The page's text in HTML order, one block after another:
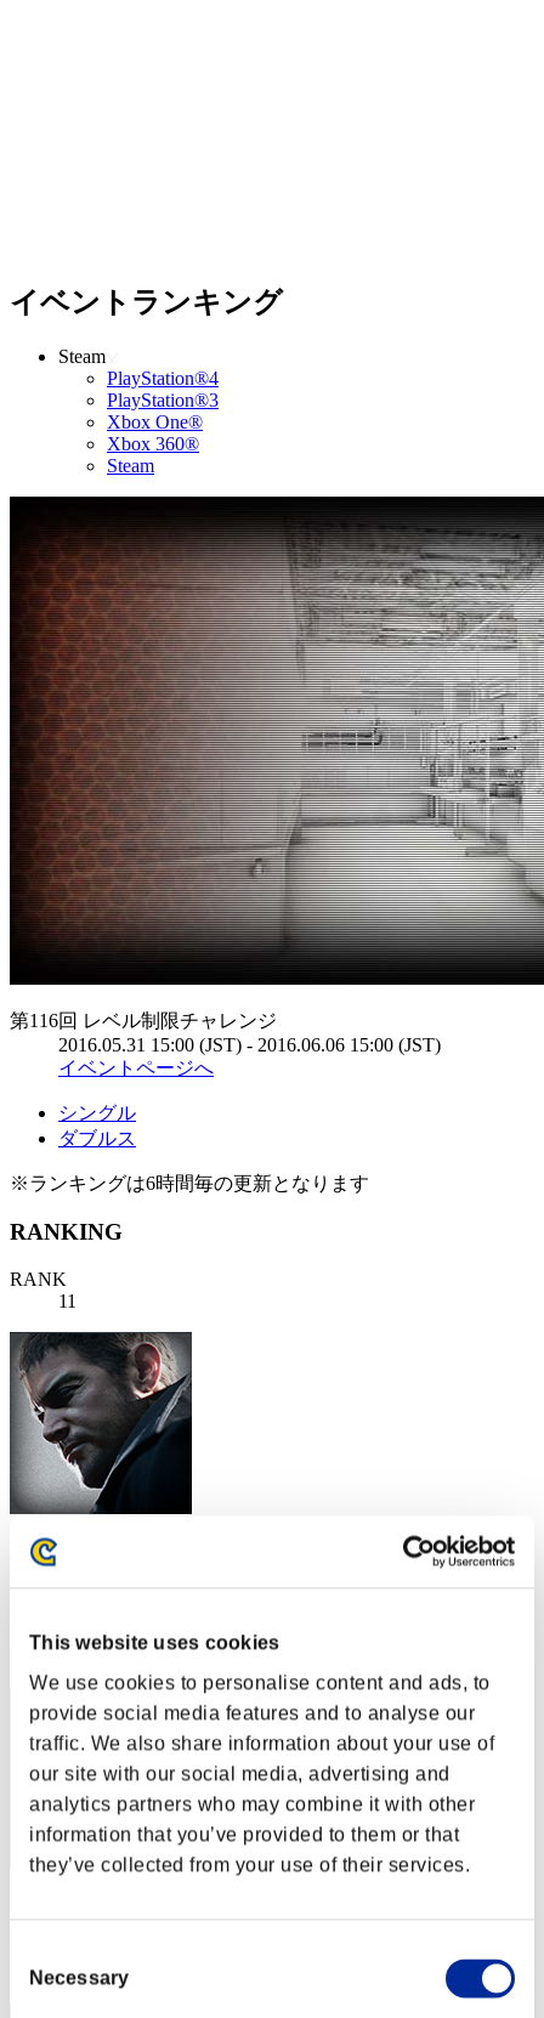
This website uses cookies
We use cookies to personalise content and ads, to
provide social media features and to analyse our
traffic. We also share information about your use of
our site with our social media, advertising and
analytics partners who may combine it with other
information that you’ve provided to them or that
they’ve collected from your use of their services.
Selection
Necessary
イベントランキング
Steam
PlayStation®4
PlayStation®3
Xbox One®
Xbox 360®
Steam
第116回 レベル制限チャレンジ
2016.05.31 15:00 (JST) - 2016.06.06 15:00 (JST)
イベントページへ
シングル
ダブルス
※ランキングは6時間毎の更新となります
RANKING
RANK
11
Unlucky
スコア:Lv:1/10'27"01
RANK
12
13